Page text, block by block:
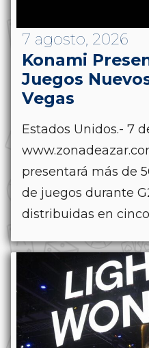
7 agosto, 2026
Konami
Juegos
Vegas
Estados Unidos.- 7
presentará más de
de juegos durante
distribuidas en